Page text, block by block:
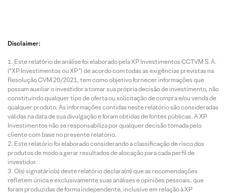
Disclaimer:
Este relatório de análise foi elaborado pela XP Investimentos CCTVM S.A.
(“XP Investimentos ou XP”) de acordo com todas as exigências previstas na
Resolução CVM 20/2021, tem como objetivo fornecer informações que
possam auxiliar o investidor a tomar sua própria decisão de investimento, não
constituindo qualquer tipo de oferta ou solicitação de compra e/ou venda de
qualquer produto. As informações contidas neste relatório são consideradas
válidas na data de sua divulgação e foram obtidas de fontes públicas. A XP
Investimentos não se responsabiliza por qualquer decisão tomada pelo
cliente com base no presente relatório.
Este relatório foi elaborado considerando a classificação de risco dos
produtos de modo a gerar resultados de alocação para cada perfil de
investidor.
O(s) signatário(s) deste relatório declara(m) que as recomendações
refletem única e exclusivamente suas análises e opiniões pessoais, que
foram produzidas de forma independente, inclusive em relação à XP